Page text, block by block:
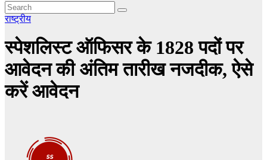
राष्ट्रीय
स्पेशलिस्ट ऑफिसर के 1828 पदों पर
आवेदन की अंतिम तारीख नजदीक, ऐसे
करें आवेदन